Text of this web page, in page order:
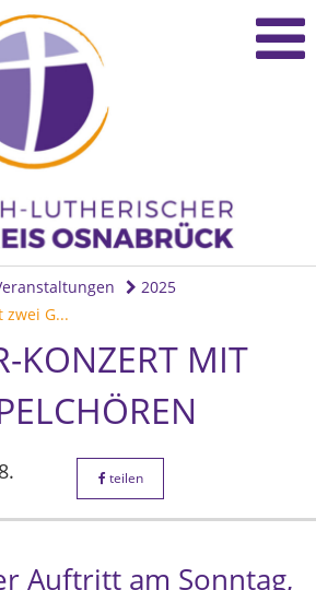
2025
G...
KONZERT MIT
teilen
Auftritt am Sonntag,